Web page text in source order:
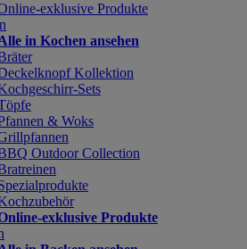
exklusive Produkte
in Kochen ansehen
Kollektion
Sets
& Woks
Outdoor Collection
exklusive Produkte